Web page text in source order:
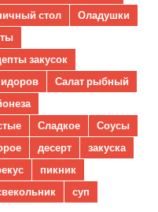
стол
Оладушки
закусок
Салат рыбный
Сладкое
Соусы
десерт
закуска
пикник
суп